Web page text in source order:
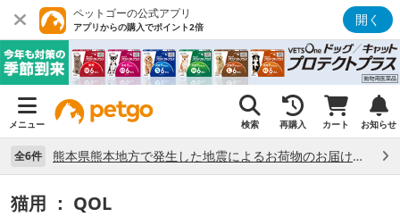
ペットゴーの公式アプリ
アプリからの購入でポイント2倍 開く
メニュー 検索 再購入 カート お知らせ
全6件 熊本県熊本地方で発生した地震によるお荷物のお届け状況について （7/28）
猫用 ： QOL